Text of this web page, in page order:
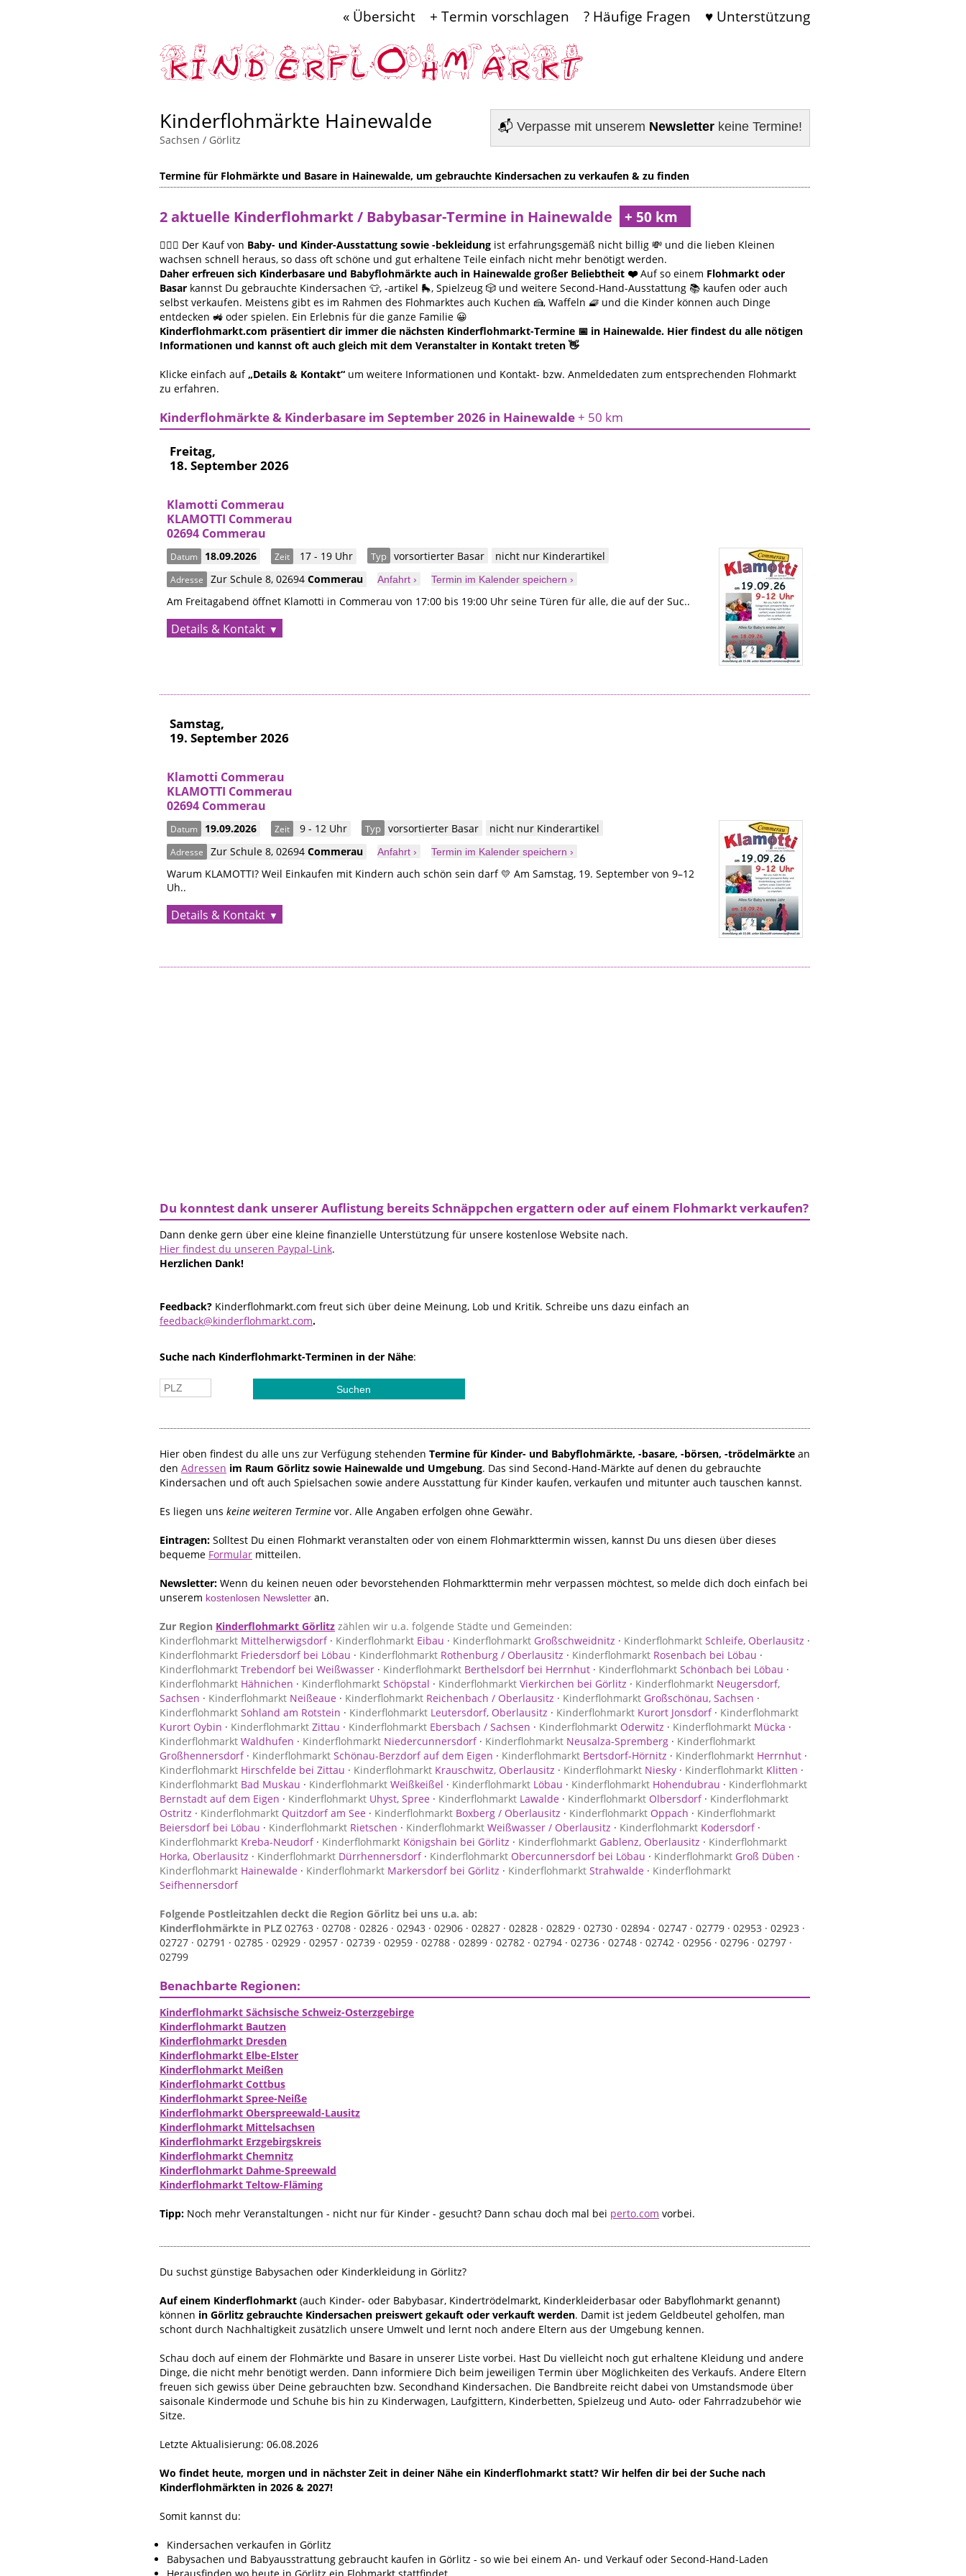
« Übersicht + Termin vorschlagen ? Häufige Fragen ♥ Unterstützung
📬 Verpasse mit unserem Newsletter keine Termine!
Kinderflohmärkte Hainewalde
Sachsen / Görlitz
Termine für Flohmärkte und Basare in Hainewalde, um gebrauchte Kindersachen zu verkaufen & zu finden
2 aktuelle Kinderflohmarkt / Babybasar-Termine in Hainewalde
🙋🏻‍♀️ Der Kauf von Baby- und Kinder-Ausstattung sowie -bekleidung ist erfahrungsgemäß nicht billig 💸 und die lieben Kleinen
wachsen schnell heraus, so dass oft schöne und gut erhaltene Teile einfach nicht mehr benötigt werden.
Daher erfreuen sich Kinderbasare und Babyflohmärkte auch in Hainewalde großer Beliebtheit ❤️Auf so einem Flohmarkt oder
Basar kannst Du gebrauchte Kindersachen 👕, -artikel 🛼, Spielzeug 🎲 und weitere Second-Hand-Ausstattung 📚 kaufen oder auch
selbst verkaufen. Meistens gibt es im Rahmen des Flohmarktes auch Kuchen 🍰, Waffeln 🧇 und die Kinder können auch Dinge
entdecken 🚜 oder spielen. Ein Erlebnis für die ganze Familie 😀
Kinderflohmarkt.com präsentiert dir immer die nächsten Kinderflohmarkt-Termine 📅 in Hainewalde. Hier findest du alle nötigen
Informationen und kannst oft auch gleich mit dem Veranstalter in Kontakt treten 👋
Klicke einfach auf„Details & Kontakt“ um weitere Informationen und Kontakt- bzw. Anmeldedaten zum entsprechenden Flohmarkt
zu erfahren.
Kinderflohmärkte & Kinderbasare im September 2026 in Hainewalde+ 50 km
Freitag,
18. September 2026
Klamotti Commerau
KLAMOTTI Commerau
02694 Commerau
Datum 18.09.2026 Zeit 17 - 19 Uhr Typ vorsortierter Basar nicht nur Kinderartikel
Adresse Zur Schule 8, 02694 Commerau Anfahrt › Termin im Kalender speichern ›
Am Freitagabend öffnet Klamotti in Commerau von 17:00 bis 19:00 Uhr seine Türen für alle, die auf der Suc..
Details & Kontakt
Samstag,
19. September 2026
Klamotti Commerau
KLAMOTTI Commerau
02694 Commerau
Datum 19.09.2026 Zeit 9 - 12 Uhr Typ vorsortierter Basar nicht nur Kinderartikel
Adresse Zur Schule 8, 02694 Commerau Anfahrt › Termin im Kalender speichern ›
Warum KLAMOTTI? Weil Einkaufen mit Kindern auch schön sein darf 💛 Am Samstag, 19. September von 9–12
Uh..
Details & Kontakt
Du konntest dank unserer Auflistung bereits Schnäppchen ergattern oder auf einem Flohmarkt verkaufen?
Dann denke gern über eine kleine finanzielle Unterstützung für unsere kostenlose Website nach.
Hier findest du unseren Paypal-Link.
Herzlichen Dank!
Feedback? Kinderflohmarkt.com freut sich über deine Meinung, Lob und Kritik. Schreibe uns dazu einfach an
feedback@kinderflohmarkt.com.
Suche nach Kinderflohmarkt-Terminen in der Nähe:
Hier oben findest du alle uns zur Verfügung stehenden Termine für Kinder- und Babyflohmärkte, -basare, -börsen, -trödelmärkte an
den Adressen im Raum Görlitz sowie Hainewalde und Umgebung. Das sind Second-Hand-Märkte auf denen du gebrauchte
Kindersachen und oft auch Spielsachen sowie andere Ausstattung für Kinder kaufen, verkaufen und mitunter auch tauschen kannst.
Es liegen uns keine weiteren Termine vor. Alle Angaben erfolgen ohne Gewähr.
Eintragen: Solltest Du einen Flohmarkt veranstalten oder von einem Flohmarkttermin wissen, kannst Du uns diesen über dieses
bequeme Formular mitteilen.
Newsletter: Wenn du keinen neuen oder bevorstehenden Flohmarkttermin mehr verpassen möchtest, so melde dich doch einfach bei
unserem kostenlosen Newsletter an.
Zur Region Kinderflohmarkt Görlitz zählen wir u.a. folgende Städte und Gemeinden:
Kinderflohmarkt Mittelherwigsdorf· Kinderflohmarkt Eibau · Kinderflohmarkt Großschweidnitz · Kinderflohmarkt Schleife, Oberlausitz ·
Kinderflohmarkt Friedersdorf bei Löbau · Kinderflohmarkt Rothenburg / Oberlausitz · Kinderflohmarkt Rosenbach bei Löbau ·
Kinderflohmarkt Trebendorf bei Weißwasser · Kinderflohmarkt Berthelsdorf bei Herrnhut · Kinderflohmarkt Schönbach bei Löbau ·
Kinderflohmarkt Hähnichen · Kinderflohmarkt Schöpstal · Kinderflohmarkt Vierkirchen bei Görlitz · Kinderflohmarkt Neugersdorf,
Sachsen · Kinderflohmarkt Neißeaue · Kinderflohmarkt Reichenbach / Oberlausitz · Kinderflohmarkt Großschönau, Sachsen ·
Kinderflohmarkt Sohland am Rotstein · Kinderflohmarkt Leutersdorf, Oberlausitz · Kinderflohmarkt Kurort Jonsdorf· Kinderflohmarkt
Kurort Oybin · Kinderflohmarkt Zittau · Kinderflohmarkt Ebersbach / Sachsen · Kinderflohmarkt Oderwitz · Kinderflohmarkt Mücka ·
Kinderflohmarkt Waldhufen · Kinderflohmarkt Niedercunnersdorf· Kinderflohmarkt Neusalza-Spremberg · Kinderflohmarkt
Großhennersdorf· Kinderflohmarkt Schönau-Berzdorf auf dem Eigen · Kinderflohmarkt Bertsdorf-Hörnitz · Kinderflohmarkt Herrnhut ·
Kinderflohmarkt Hirschfelde bei Zittau · Kinderflohmarkt Krauschwitz, Oberlausitz · Kinderflohmarkt Niesky · Kinderflohmarkt Klitten ·
Kinderflohmarkt Bad Muskau · Kinderflohmarkt Weißkeißel · Kinderflohmarkt Löbau · Kinderflohmarkt Hohendubrau · Kinderflohmarkt
Bernstadt auf dem Eigen · Kinderflohmarkt Uhyst, Spree · Kinderflohmarkt Lawalde · Kinderflohmarkt Olbersdorf· Kinderflohmarkt
Ostritz · Kinderflohmarkt Quitzdorf am See · Kinderflohmarkt Boxberg / Oberlausitz · Kinderflohmarkt Oppach · Kinderflohmarkt
Beiersdorf bei Löbau · Kinderflohmarkt Rietschen · Kinderflohmarkt Weißwasser / Oberlausitz · Kinderflohmarkt Kodersdorf·
Kinderflohmarkt Kreba-Neudorf· Kinderflohmarkt Königshain bei Görlitz · Kinderflohmarkt Gablenz, Oberlausitz · Kinderflohmarkt
Horka, Oberlausitz · Kinderflohmarkt Dürrhennersdorf· Kinderflohmarkt Obercunnersdorf bei Löbau · Kinderflohmarkt Groß Düben ·
Kinderflohmarkt Hainewalde · Kinderflohmarkt Markersdorf bei Görlitz · Kinderflohmarkt Strahwalde · Kinderflohmarkt
Seifhennersdorf
Folgende Postleitzahlen deckt die Region Görlitz bei uns u.a. ab:
Kinderflohmärkte in PLZ 02763 · 02708 · 02826 · 02943 · 02906 · 02827 · 02828 · 02829 · 02730 · 02894 · 02747 · 02779 · 02953 · 02923 ·
02727 · 02791 · 02785 · 02929 · 02957 · 02739 · 02959 · 02788 · 02899 · 02782 · 02794 · 02736 · 02748 · 02742 · 02956 · 02796 · 02797 ·
02799
Benachbarte Regionen:
Kinderflohmarkt Sächsische Schweiz-Osterzgebirge
Kinderflohmarkt Bautzen
Kinderflohmarkt Dresden
Kinderflohmarkt Elbe-Elster
Kinderflohmarkt Meißen
Kinderflohmarkt Cottbus
Kinderflohmarkt Spree-Neiße
Kinderflohmarkt Oberspreewald-Lausitz
Kinderflohmarkt Mittelsachsen
Kinderflohmarkt Erzgebirgskreis
Kinderflohmarkt Chemnitz
Kinderflohmarkt Dahme-Spreewald
Kinderflohmarkt Teltow-Fläming
Tipp: Noch mehr Veranstaltungen - nicht nur für Kinder - gesucht? Dann schau doch mal bei perto.com vorbei.
Du suchst günstige Babysachen oder Kinderkleidung in Görlitz?
Auf einem Kinderflohmarkt (auch Kinder- oder Babybasar, Kindertrödelmarkt, Kinderkleiderbasar oder Babyflohmarkt genannt)
können in Görlitz gebrauchte Kindersachen preiswert gekauft oder verkauft werden. Damit ist jedem Geldbeutel geholfen, man
schont durch Nachhaltigkeit zusätzlich unsere Umwelt und lernt noch andere Eltern aus der Umgebung kennen.
Schau doch auf einem der Flohmärkte und Basare in unserer Liste vorbei. Hast Du vielleicht noch gut erhaltene Kleidung und andere
Dinge, die nicht mehr benötigt werden. Dann informiere Dich beim jeweiligen Termin über Möglichkeiten des Verkaufs. Andere Eltern
freuen sich gewiss über Deine gebrauchten bzw. Secondhand Kindersachen. Die Bandbreite reicht dabei von Umstandsmode über
saisonale Kindermode und Schuhe bis hin zu Kinderwagen, Laufgittern, Kinderbetten, Spielzeug und Auto- oder Fahrradzubehör wie
Sitze.
Letzte Aktualisierung: 06.08.2026
Wo findet heute, morgen und in nächster Zeit in deiner Nähe ein Kinderflohmarkt statt? Wir helfen dir bei der Suche nach
Kinderflohmärkten in 2026 & 2027!
Somit kannst du:
Kindersachen verkaufen in Görlitz
Babysachen und Babyausstrattung gebraucht kaufen in Görlitz - so wie bei einem An- und Verkauf oder Second-Hand-Laden